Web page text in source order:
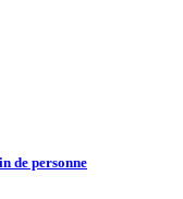
de personne